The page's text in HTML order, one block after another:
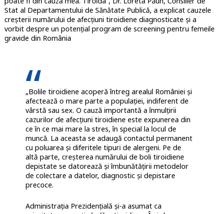
Stat al Departamentului de Sănătate Publică, a explicat cauzele
creșterii numărului de afecțiuni tiroidiene diagnosticate și a
vorbit despre un potențial program de screening pentru femeile
gravide din România
„Bolile tiroidiene acoperă întreg arealul României și
afectează o mare parte a populației, indiferent de
vârstă sau sex. O cauză importantă a înmulțirii
cazurilor de afecțiuni tiroidiene este expunerea din
ce în ce mai mare la stres, în special la locul de
muncă. La aceasta se adaugă contactul permanent
cu poluarea și diferitele tipuri de alergeni. Pe de
altă parte, creșterea numărului de boli tiroidiene
depistate se datorează și îmbunătățirii metodelor
de colectare a datelor, diagnostic și depistare
precoce.
Administrația Prezidențială și-a asumat ca